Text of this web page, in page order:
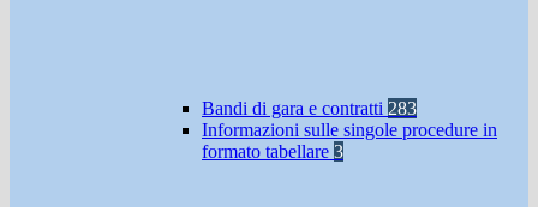
Bandi di gara e contratti 283
Informazioni sulle singole procedure in
formato tabellare 3